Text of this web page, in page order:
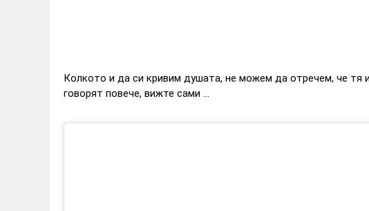
Колкото и да си кривим душата, не можем да отречем, че тя
говорят повече, вижте сами ...